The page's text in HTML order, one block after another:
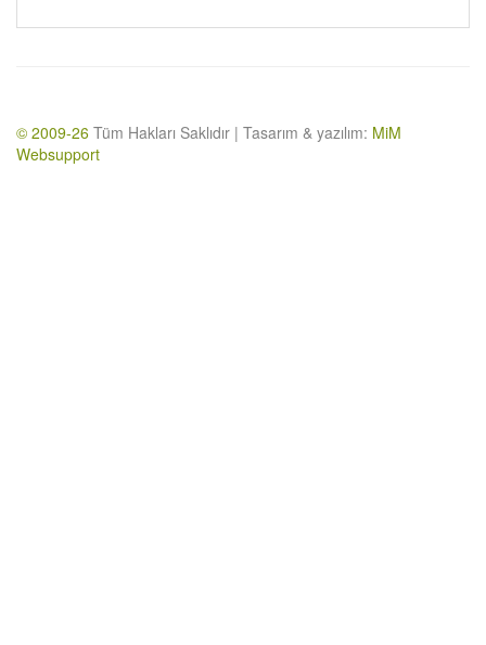
© 2009-26 Tüm Hakları Saklıdır | Tasarım & yazılım: MiM
Websupport